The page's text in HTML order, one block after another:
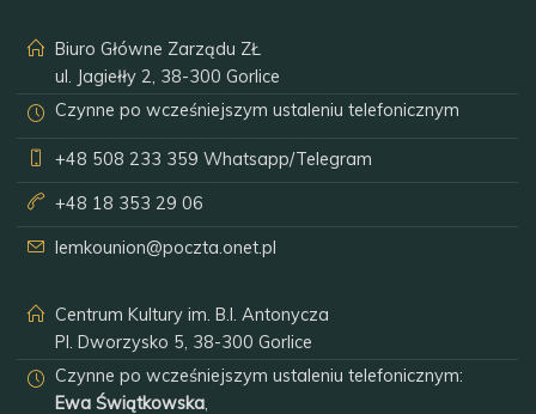
Biuro Główne Zarządu ZŁ
ul. Jagiełły 2, 38-300 Gorlice
Czynne po wcześniejszym ustaleniu telefonicznym
+48 508 233 359 Whatsapp/Telegram
+48 18 353 29 06
lemkounion@poczta.onet.pl
Centrum Kultury im. B.I. Antonycza
Pl. Dworzysko 5, 38-300 Gorlice
Czynne po wcześniejszym ustaleniu telefonicznym:
Ewa Świątkowska